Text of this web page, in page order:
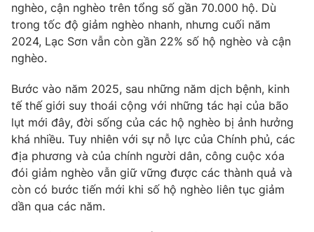
VTV4 Vươn mình bằng AI
VTV9
Liên hệ tòa soạn English
THỜI BÁO VTV
Theo dõi báo trên
nghèo, cận nghèo trên tổng số gần 70.000 hộ. Dù
trong tốc độ giảm nghèo nhanh, nhưng cuối năm
2024, Lạc Sơn vẫn còn gần 22% số hộ nghèo và cận
nghèo.
Bước vào năm 2025, sau những năm dịch bệnh, kinh
tế thế giới suy thoái cộng với những tác hại của bão
lụt mới đây, đời sống của các hộ nghèo bị ảnh hưởng
khá nhiều. Tuy nhiên với sự nỗ lực của Chính phủ, các
địa phương và của chính người dân, công cuộc xóa
đói giảm nghèo vẫn giữ vững được các thành quả và
còn có bước tiến mới khi số hộ nghèo liên tục giảm
dần qua các năm.